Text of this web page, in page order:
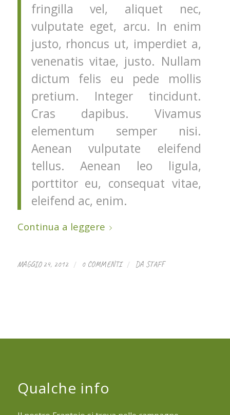
fringilla vel, aliquet nec,
vulputate eget, arcu. In enim
justo, rhoncus ut, imperdiet a,
venenatis vitae, justo. Nullam
dictum felis eu pede mollis
pretium. Integer tincidunt.
Cras dapibus. Vivamus
elementum semper nisi.
Aenean vulputate eleifend
tellus. Aenean leo ligula,
porttitor eu, consequat vitae,
eleifend ac, enim.
Continua a leggere
MAGGIO 24, 2012 / 0 COMMENTI / DA STAFF
Qualche info